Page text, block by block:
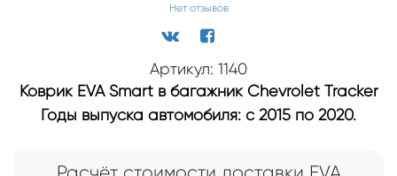
Нет отзывов
Артикул: 1140
Коврик EVA Smart в багажник Chevrolet Tracker
Годы выпуска автомобиля: с 2015 по 2020.